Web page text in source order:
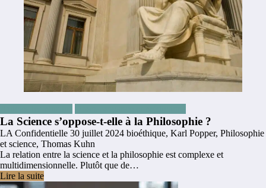
La Science s’oppose-t-elle à la Philosophie ?
LA Confidentielle 30 juillet 2024 bioéthique, Karl Popper, Philosophie
et science, Thomas Kuhn
La relation entre la science et la philosophie est complexe et
multidimensionnelle. Plutôt que de…
Lire la suite